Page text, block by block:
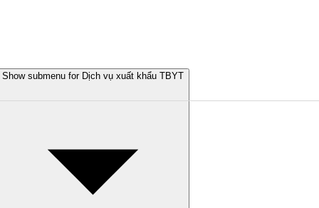
Show submenu for Dịch vụ xuất khẩu TBYT